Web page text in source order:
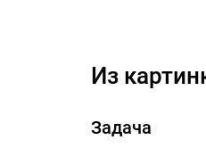
Из
Задача